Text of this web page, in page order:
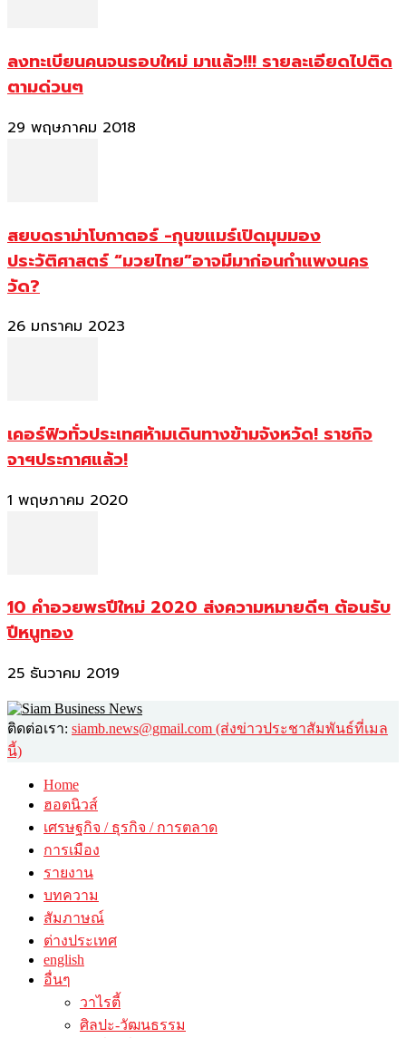
ลงทะเบียนคนจนรอบใหม่ มาแล้ว!!! รายละเอียดไปติด
ตามด่วนๆ
29 พฤษภาคม 2018
สยบดราม่าโบกาตอร์ -กุนขแมร์เปิดมุมมอง
ประวัติศาสตร์ “มวยไทย”อาจมีมาก่อนกำแพงนคร
วัด?
26 มกราคม 2023
เคอร์ฟิวทั่วประเทศห้ามเดินทางข้ามจังหวัด! ราชกิจ
จาฯประกาศแล้ว!
1 พฤษภาคม 2020
10 คำอวยพรปีใหม่ 2020 ส่งความหมายดีๆ ต้อนรับ
ปีหนูทอง
25 ธันวาคม 2019
ติดต่อเรา: siamb.news@gmail.com (ส่งข่าวประชาสัมพันธ์ที่เมล
นี้)
Home
ฮอตนิวส์
เศรษฐกิจ / ธุรกิจ / การตลาด
การเมือง
รายงาน
บทความ
สัมภาษณ์
ต่างประเทศ
english
อื่นๆ
วาไรตี้
ศิลปะ-วัฒนธรรม